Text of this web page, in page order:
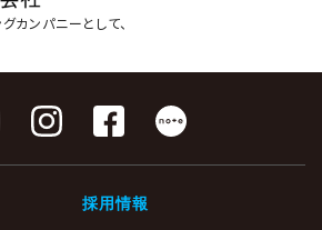
カンパニーとして、
採用情報